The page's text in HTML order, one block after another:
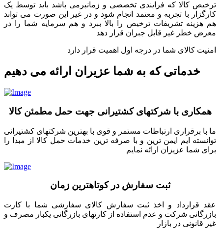
ترخیص کالا که فرایندی تخصصی و زمانبرمی باشد باید توسط یک
کارگزار با تجربه و معتمد انجام شود و در غیر این صورت می تواند
هم هزینه تشریفات ترخیص را بالا ببرد و هم سرمایه شما را در
معرض خطر غیر قابل جبران قرار دهد
امنیت کالای شما در درجه اول اهمیت قرار دارد
خدماتی که به شما عزیران ارائه می دهیم
همکاری با شرکتهای کشتیرانی جهت حمل مطمئن کالا
ما با برقراری ارتباطات مستمر و قوی با بهترین شرکتهای کشتیرانی
توانسته ایم ایمن ترین و با صرفه ترین خدمات حمل کالا از مبدا را
برای شما عزیزان ارائه نمایم
ثبت سفارش در کوتاهترین زمان
عقد قرارداد و اخذ ثبت سفارش کالای سفارشی شما با کارت
بازرگانی شرکت و عدم استفاده از کارتهای بازرگانی یکبار مصرف و
غیر قانونی در بازار